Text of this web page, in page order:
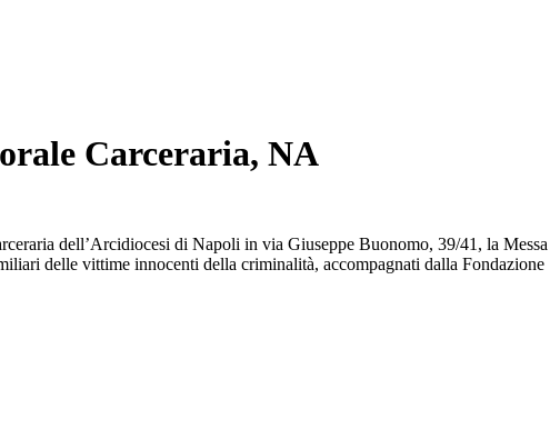
Carceraria, NA
dell’Arcidiocesi di Napoli in via Giuseppe Buonomo, 39/41, la Messa
delle vittime innocenti della criminalità, accompagnati dalla Fondazione